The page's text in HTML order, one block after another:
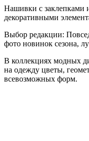
Нашивки с заклепками
декоративными
Выбор редакции:
фото новинок сезона,
В коллекциях модных
на одежду цветы,
всевозможных форм.